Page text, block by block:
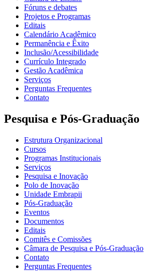
Fóruns e debates
Projetos e Programas
Editais
Calendário Acadêmico
Permanência e Êxito
Inclusão/Acessibilidade
Currículo Integrado
Gestão Acadêmica
Serviços
Perguntas Frequentes
Contato
Pesquisa e Pós-Graduação
Estrutura Organizacional
Cursos
Programas Institucionais
Serviços
Pesquisa e Inovação
Polo de Inovação
Unidade Embrapii
Pós-Graduação
Eventos
Documentos
Editais
Comitês e Comissões
Câmara de Pesquisa e Pós-Graduação
Contato
Perguntas Frequentes